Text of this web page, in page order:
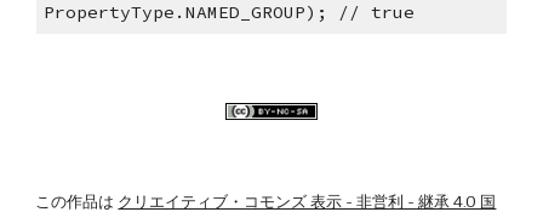
PropertyType.NAMED_GROUP); // true
この作品は クリエイティブ・コモンズ 表示 - 非営利 - 継承 4.0 国